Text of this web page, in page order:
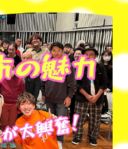
経済部誘致戦略課の鈴木
ニッポン」の中で紹介さ
（日）ＯＡ
目）
ンフォメーション
た。